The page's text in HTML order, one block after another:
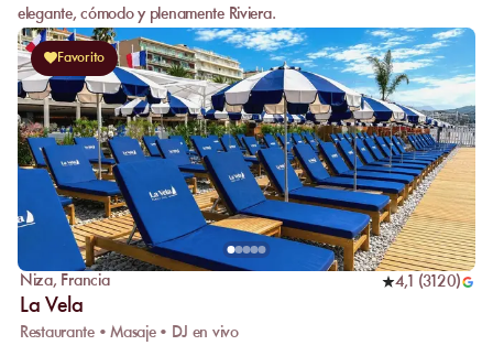
elegante, cómodo y plenamente Riviera.
Favorito
Niza, Francia 4,1 (3120)
La Vela
Restaurante • Masaje • DJ en vivo